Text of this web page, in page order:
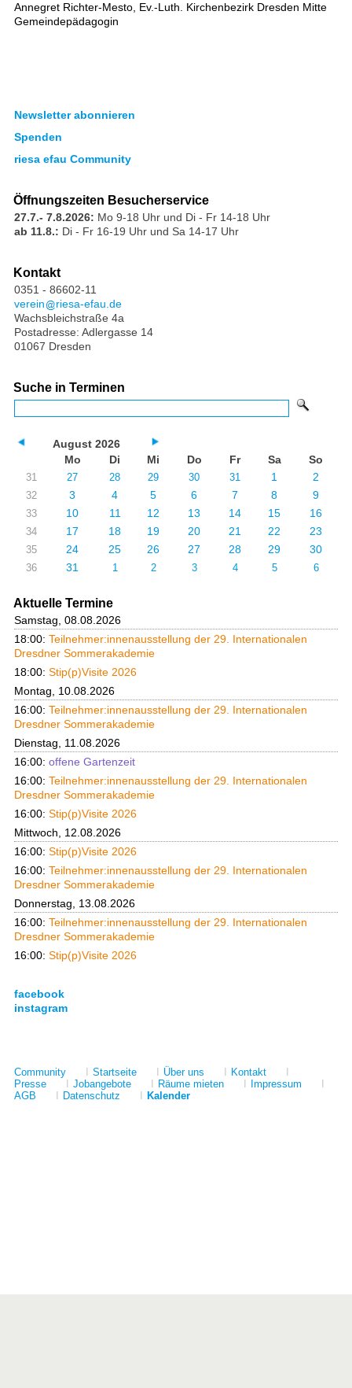
Annegret Richter-Mesto, Ev.-Luth. Kirchenbezirk Dresden Mitte
Gemeindepädagogin
Newsletter abonnieren
Spenden
riesa efau Community
Öffnungszeiten Besucherservice
27.7.- 7.8.2026: Mo 9-18 Uhr und Di - Fr 14-18 Uhr
ab 11.8.: Di - Fr 16-19 Uhr und Sa 14-17 Uhr
Kontakt
0351 - 86602-11
verein
riesa-efau.de
Wachsbleichstraße 4a
Postadresse: Adlergasse 14
01067 Dresden
Suche in Terminen
August 2026
Mo
Di Mi Do Fr Sa So
31 27 28 29 30 31 1 2
32 3 4 5 6 7 8 9
33 10 11 12 13 14 15 16
34 17 18 19 20 21 22 23
35 24 25 26 27 28 29 30
36 31 1 2 3 4 5 6
Aktuelle Termine
Samstag, 08.08.2026
18:00: Teilnehmer:innenausstellung der 29. Internationalen
Dresdner Sommerakademie
18:00: Stip(p)Visite 2026
Montag, 10.08.2026
16:00: Teilnehmer:innenausstellung der 29. Internationalen
Dresdner Sommerakademie
Dienstag, 11.08.2026
16:00: offene Gartenzeit
16:00: Teilnehmer:innenausstellung der 29. Internationalen
Dresdner Sommerakademie
16:00: Stip(p)Visite 2026
Mittwoch, 12.08.2026
16:00: Stip(p)Visite 2026
16:00: Teilnehmer:innenausstellung der 29. Internationalen
Dresdner Sommerakademie
Donnerstag, 13.08.2026
16:00: Teilnehmer:innenausstellung der 29. Internationalen
Dresdner Sommerakademie
16:00: Stip(p)Visite 2026
facebook
instagram
Community Startseite Über uns Kontakt
Presse
Jobangebote Räume mieten Impressum
AGB
Datenschutz Kalender